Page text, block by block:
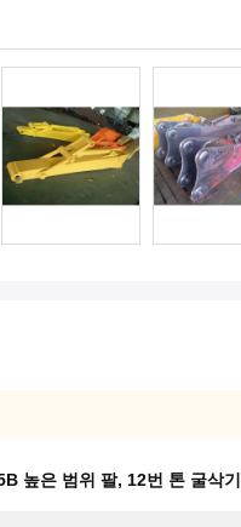
높은 범위 팔, 12번 톤 굴삭